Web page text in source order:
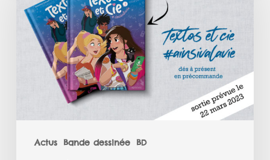
Actus Bande dessinée BD
Ma
première